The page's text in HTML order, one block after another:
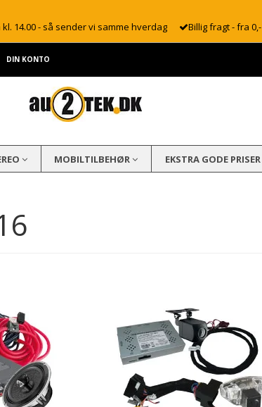
14.00 - så sender vi samme hverdag Billig fragt - fra 0,-
DIN KONTO
MOBILTILBEHØR EKSTRA GODE PRISER